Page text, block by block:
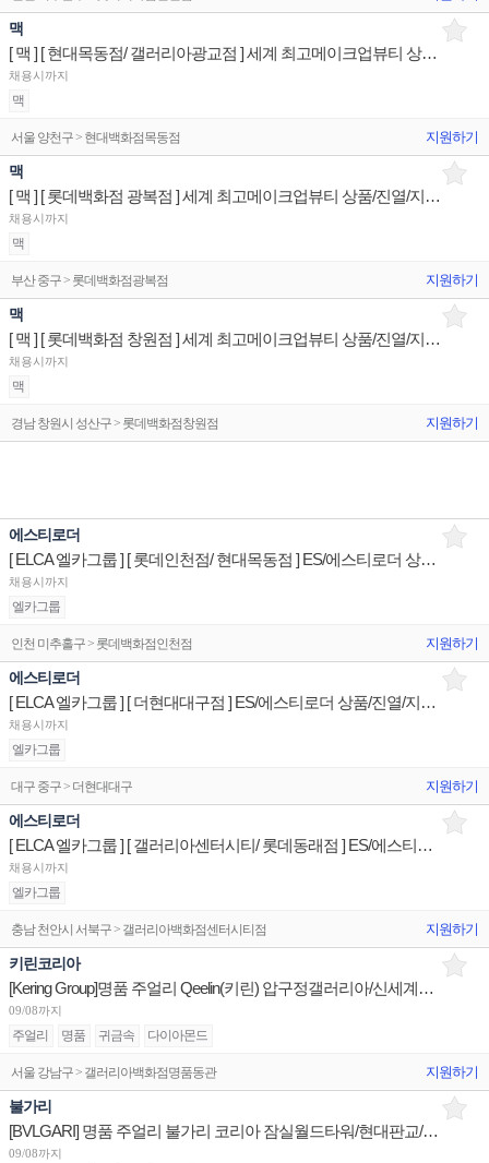
맥
[ 맥 ] [ 현대목동점/ 갤러리아광교점 ] 세계 최고메이크업뷰티 상품/진열/지원 매장판매사원
채용시까지
맥
서울 양천구 > 현대백화점목동점 지원하기
맥
[ 맥 ] [ 롯데백화점 광복점 ] 세계 최고메이크업뷰티 상품/진열/지원 매장판매사원
채용시까지
맥
부산 중구 > 롯데백화점광복점 지원하기
맥
[ 맥 ] [ 롯데백화점 창원점 ] 세계 최고메이크업뷰티 상품/진열/지원 매장판매사원
채용시까지
맥
경남 창원시 성산구 > 롯데백화점창원점 지원하기
에스티로더
[ ELCA 엘카그룹 ] [ 롯데인천점/ 현대목동점 ] ES/에스티로더 상품/진열/지원 매장판매사원
채용시까지
엘카그룹
인천 미추홀구 > 롯데백화점인천점 지원하기
에스티로더
[ ELCA 엘카그룹 ] [ 더현대대구점 ] ES/에스티로더 상품/진열/지원 매장판매사원
채용시까지
엘카그룹
대구 중구 > 더현대대구 지원하기
에스티로더
[ ELCA 엘카그룹 ] [ 갤러리아센터시티/ 롯데동래점 ] ES/에스티로더 상품/진열/지원 매장판매사원
채용시까지
엘카그룹
충남 천안시 서북구 > 갤러리아백화점센터시티점 지원하기
키린코리아
[Kering Group]명품 주얼리 Qeelin(키린) 압구정갤러리아/신세계본점 1년 이상 계약직 채용
09/08까지
주얼리 명품 귀금속 다이아몬드
서울 강남구 > 갤러리아백화점명품동관 지원하기
불가리
[BVLGARI] 명품 주얼리 불가리 코리아 잠실월드타워/현대판교/신세계센텀 부점장 채용
09/08까지